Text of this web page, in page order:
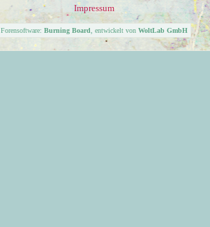
Impressum
Forensoftware: Burning Board , entwickelt von WoltLab GmbH